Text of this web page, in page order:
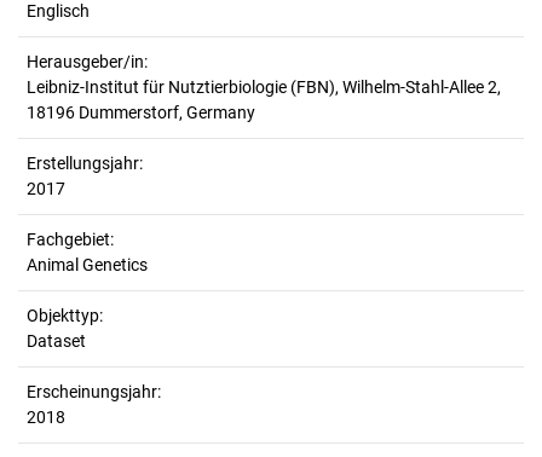
Englisch
Herausgeber/in:
Leibniz-Institut für Nutztierbiologie (FBN), Wilhelm-Stahl-Allee 2,
18196 Dummerstorf, Germany
Erstellungsjahr:
2017
Fachgebiet:
Animal Genetics
Objekttyp:
Dataset
Erscheinungsjahr:
2018